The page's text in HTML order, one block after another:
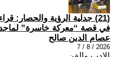
(21) جدلية الرؤية والحصار:
في قصة “معركة خاسرة”
عصام الدين صالح
2026 / 8 / 7